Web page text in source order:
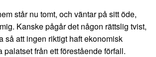
står nu tomt, och väntar på sitt öde,
Kanske pågår det någon rättslig tvist,
så att ingen riktigt haft ekonomisk
palatset från ett förestående förfall.